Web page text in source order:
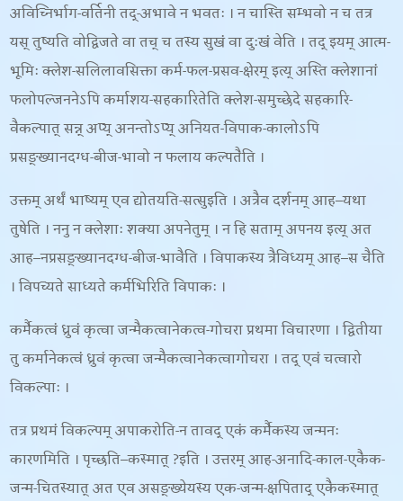
अविच्निर्भाग-वर्तिनी तद्-अभावे न भवतः । न चास्ति सम्भवो न च तत्र
यस् तुष्यति वोद्विजते वा तच् च तस्य सुखं वा दुःखं वेति । तद् इयम् आत्म-
भूमिः क्लेश-सलिलावसिक्ता कर्म-फल-प्रसव-क्षेरम् इत्य् अस्ति क्लेशानां
फलोपल्जननेऽपि कर्माशय-सहकारितेति क्लेश-समुच्छेदे सहकारि-
वैकल्पात् सन्न् अप्य् अनन्तोऽप्य् अनियत-विपाक-कालोऽपि
प्रसङ्ख्यानदग्ध-बीज-भावो न फलाय कल्पतैति ।
उक्तम् अर्थं भाष्यम् एव द्योतयति-सत्सुइति । अत्रैव दर्शनम् आह–यथा
तुषेति । ननु न क्लेशाः शक्या अपनेतुम् । न हि सताम् अपनय इत्य् अत
आह–नप्रसङ्ख्यानदग्ध-बीज-भावैति । विपाकस्य त्रैविध्यम् आह–स चैति
। विपच्यते साध्यते कर्मभिरिति विपाकः ।
कर्मैकत्वं ध्रुवं कृत्वा जन्मैकत्वानेकत्व-गोचरा प्रथमा विचारणा । द्वितीया
तु कर्मानेकत्वं ध्रुवं कृत्वा जन्मैकत्वानेकत्वागोचरा । तद् एवं चत्वारो
विकल्पाः ।
तत्र प्रथमं विकल्पम् अपाकरोति-न तावद् एकं कर्मैकस्य जन्मनः
कारणमिति । पृच्छति–कस्मात्?इति । उत्तरम् आह-अनादि-काल-एकैक-
जन्म-चितस्यात् अत एव असङ्ख्येयस्य एक-जन्म-क्षपिताद् एकैकस्मात्